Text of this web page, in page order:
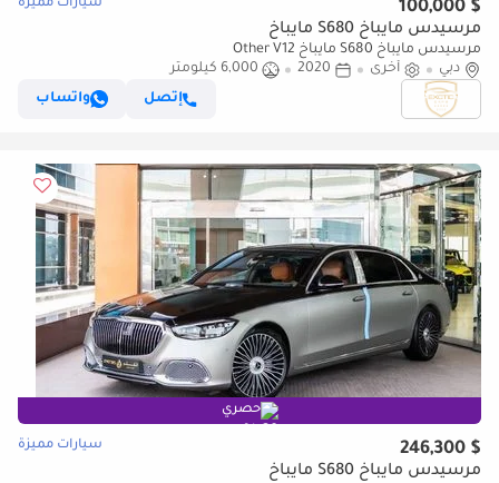
$ 100,000 سيارات مميزة
مرسيدس مايباخ S680 مايباخ
مرسيدس مايباخ S680 مايباخ Other V12
دبي
أخرى 2020
6,000 كيلومتر
إتصل
واتساب
حصري
$ 246,300 سيارات مميزة
مرسيدس مايباخ S680 مايباخ